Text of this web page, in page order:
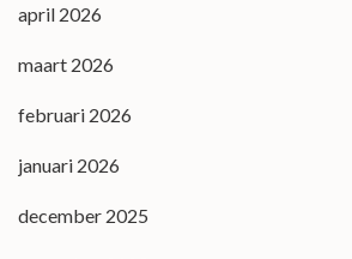
april 2026
maart 2026
februari 2026
januari 2026
december 2025